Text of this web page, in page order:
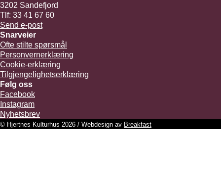
3202 Sandefjord
Tlf: 33 41 67 60
Send e-post
Snarveier
Ofte stilte spørsmål
Personvernerklæring
Cookie-erklæring
Tilgjengelighetserklæring
Følg oss
Facebook
Instagram
Nyhetsbrev
© Hjertnes Kulturhus 2026 / Webdesign av Breakfast